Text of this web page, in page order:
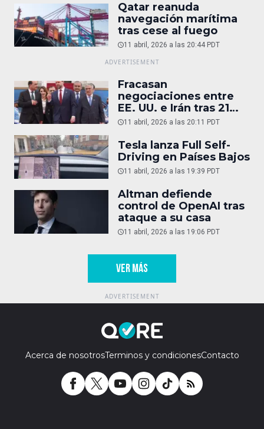
Qatar reanuda
navegación marítima
tras cese al fuego
11 abril, 2026 a las 20:44 PDT
Fracasan
negociaciones entre
EE. UU. e Irán tras 21
horas
11 abril, 2026 a las 20:11 PDT
Tesla lanza Full Self-
Driving en Países Bajos
11 abril, 2026 a las 19:39 PDT
Altman defiende
control de OpenAI tras
ataque a su casa
11 abril, 2026 a las 19:06 PDT
VER MÁS
Acerca de nosotrosTerminos y condicionesContacto